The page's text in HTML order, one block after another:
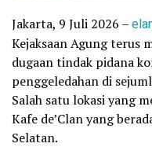
Jakarta, 9 Juli 2026 –
Kejaksaan Agung terus
dugaan tindak pidana
penggeledahan di
Salah satu lokasi yang
Kafe de’Clan yang
Selatan.